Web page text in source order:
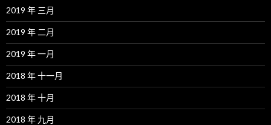
2019 年 三月
2019 年 二月
2019 年 一月
2018 年 十一月
2018 年 十月
2018 年 九月